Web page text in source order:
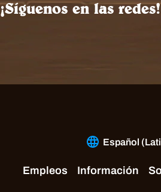
¡Síguenos en las redes!